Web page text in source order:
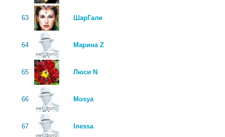
63 ШарГали
64 Марина Z
65 Люси N
66 Mosya
67 Inessa